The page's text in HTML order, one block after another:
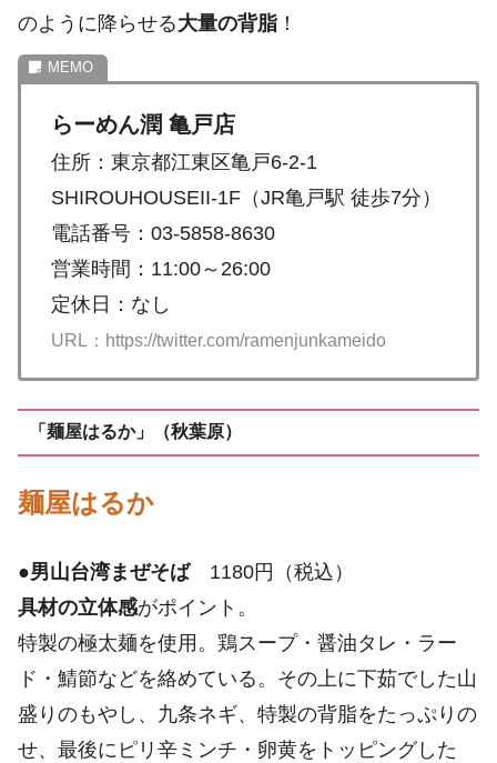
のように降らせる大量の背脂 ！
らーめん潤 亀戸店
住所：東京都江東区亀戸6-2-1
SHIROUHOUSEII-1F（JR亀戸駅 徒歩7分）
電話番号：03-5858-8630
営業時間：11:00～26:00
定休日：なし
URL：https://twitter.com/ramenjunkameido
「麺屋はるか」（秋葉原）
麺屋はるか
●男山台湾まぜそば1180円（税込）
具材の立体感がポイント。
特製の極太麺を使用。鶏スープ・醤油タレ・ラー
ド・鯖節などを絡めている。その上に下茹でした山
盛りのもやし、九条ネギ、特製の背脂をたっぷりの
せ、最後にピリ辛ミンチ・卵黄をトッピングした